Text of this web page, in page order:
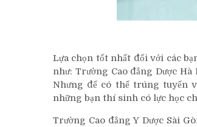
Lựa chọn tốt nhất đối với các
như: Trường Cao đẳng Dược
Nhưng để có thể trúng tuyển
những bạn thí sinh có lực học
Trường Cao đẳng Y Dược Sài